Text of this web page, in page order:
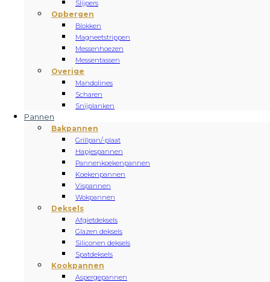
Slijpers
Opbergen
Blokken
Magneetstrippen
Messenhoezen
Messentassen
Overige
Mandolines
Scharen
Snijplanken
Pannen
Bakpannen
Grillpan/-plaat
Hapjespannen
Pannenkoekenpannen
Koekenpannen
Vispannen
Wokpannen
Deksels
Afgietdeksels
Glazen deksels
Siliconen deksels
Spatdeksels
Kookpannen
Aspergepannen